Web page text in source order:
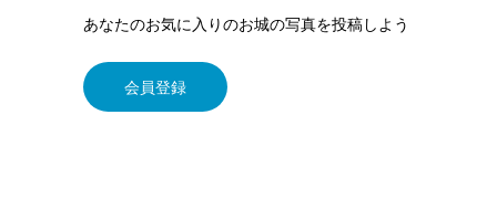
あなたのお気に入りのお城の写真を投稿しよう
会員登録